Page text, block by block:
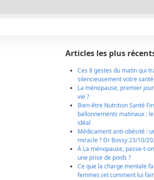
Articles les plus
Ces 8 gestes du matin qui
silencieusement votre santé
La ménopause, premier
vie ?
Bien-être Nutrition Santé
ballonnements matinaux :
idéal
Médicament anti-obésité :
miracle ? Dr Bossy 23/10/
À La ménopause, passe-t-
une prise de poids ?
Ce que la charge mentale
femmes (et comment lui